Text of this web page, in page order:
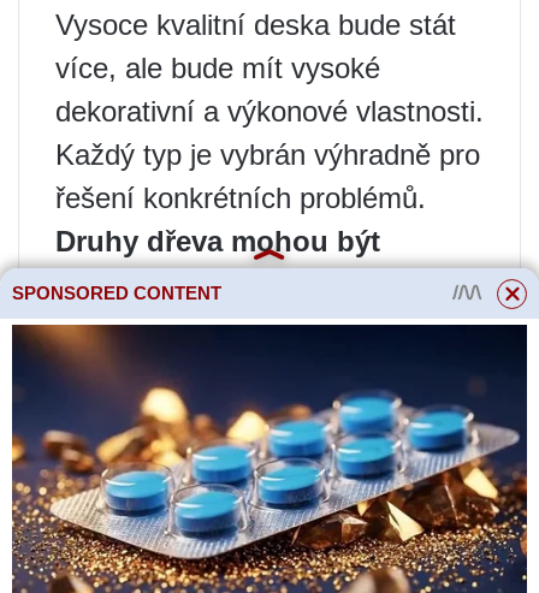
Vysoce kvalitní deska bude stát
více, ale bude mít vysoké
dekorativní a výkonové vlastnosti.
Každý typ je vybrán výhradně pro
řešení konkrétních problémů.
Druhy dřeva mohou být
takové.
Prima.Na jednu vrstvu materiálu
jsou přípustné tři světlé uzly o
velikosti nejvýše 8 mm. Také na
každých 1,5 metru délky mohou
být 2 resinové kapsy. Navíc je
tato odrůda té nejvyšší kvality. Na
SPONSORED CONTENT